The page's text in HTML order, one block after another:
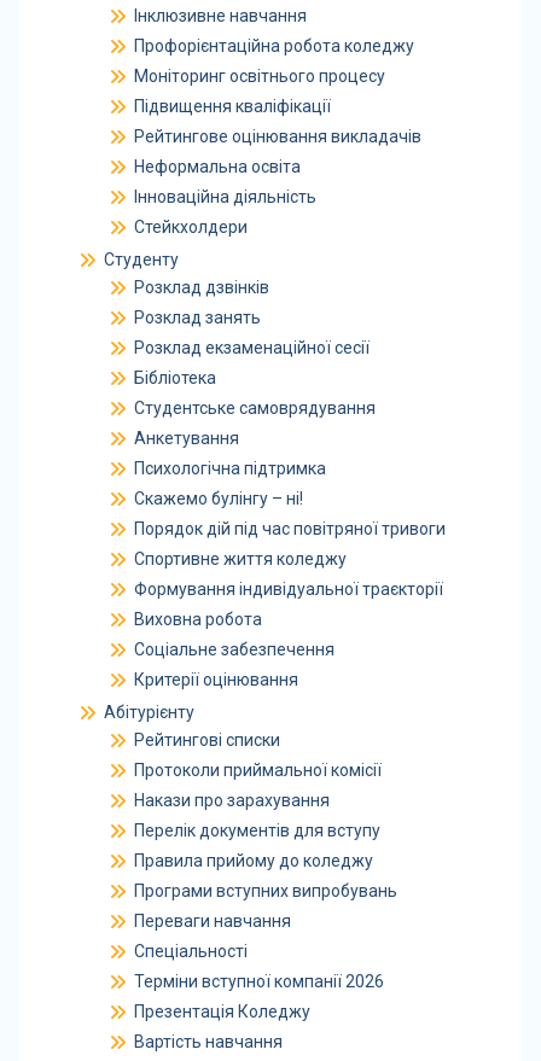
Інклюзивне навчання
Профорієнтаційна робота коледжу
Моніторинг освітнього процесу
Підвищення кваліфікації
Рейтингове оцінювання викладачів
Неформальна освіта
Інноваційна діяльність
Стейкхолдери
Студенту
Розклад дзвінків
Розклад занять
Розклад екзаменаційної сесії
Бібліотека
Студентське самоврядування
Анкетування
Психологічна підтримка
Скажемо булінгу – ні!
Порядок дій під час повітряної тривоги
Спортивне життя коледжу
Формування індивідуальної траєкторії
Виховна робота
Соціальне забезпечення
Критерії оцінювання
Абітурієнту
Рейтингові списки
Протоколи приймальної комісії
Накази про зарахування
Перелік документів для вступу
Правила прийому до коледжу
Програми вступних випробувань
Переваги навчання
Спеціальності
Терміни вступної компанії 2026
Презентація Коледжу
Вартість навчання